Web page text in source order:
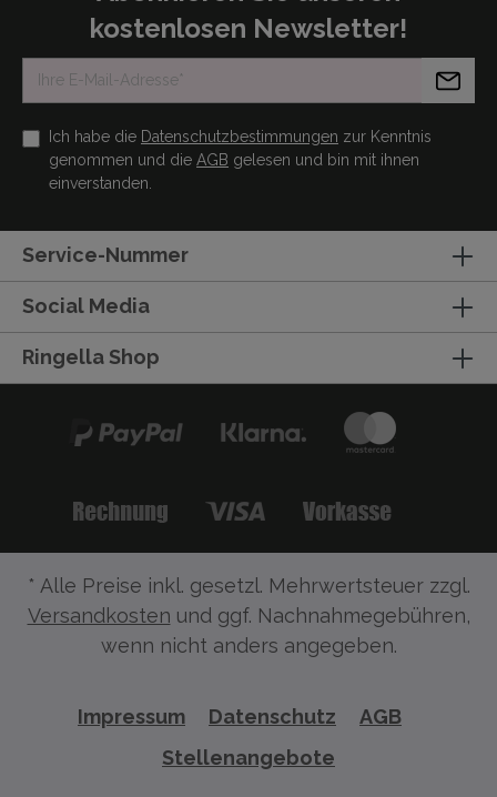
kostenlosen Newsletter!
Ich habe die Datenschutzbestimmungen zur Kenntnis
genommen und die AGB gelesen und bin mit ihnen
einverstanden.
Service-Nummer
Social Media
Ringella Shop
* Alle Preise inkl. gesetzl. Mehrwertsteuer zzgl.
Versandkosten und ggf. Nachnahmegebühren,
wenn nicht anders angegeben.
Impressum Datenschutz
AGB
Stellenangebote